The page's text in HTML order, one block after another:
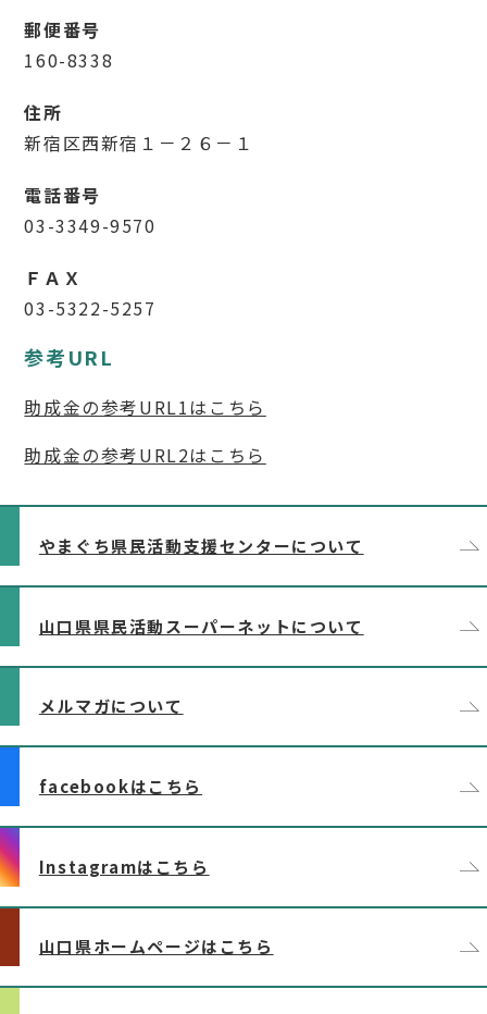
郵便番号
160-8338
住所
新宿区西新宿１－２６－１
電話番号
03-3349-9570
ＦＡＸ
03-5322-5257
参考URL
助成金の参考URL1はこちら
助成金の参考URL2はこちら
やまぐち県民活動支援センターについて
山口県県民活動スーパーネットについて
メルマガについて
facebookはこちら
Instagramはこちら
山口県ホームページはこちら